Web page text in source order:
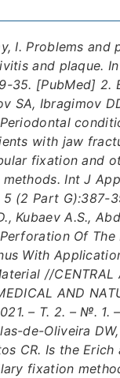
I. Problems and
and plaque.
35. [PubMed] 2.
SA, Ibragimov
with jaw
fixation and
Int J
5 (2 Part G):387-
Kubaev A.S.,
Of
With
//CENTRAL
AND
– Т. 2. – №. 1.
de-Oliveira
CR. Is the
fixation